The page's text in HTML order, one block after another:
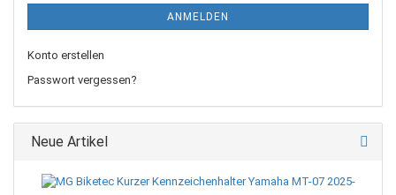
ANMELDEN
Konto erstellen
Passwort vergessen?
Neue Artikel